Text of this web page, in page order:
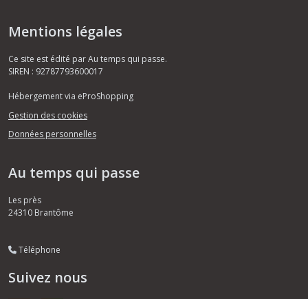
Mentions légales
Ce site est édité par Au temps qui passe.
SIREN : 92787793600017
Hébergement via eProShopping
Gestion des cookies
Données personnelles
Au temps qui passe
Les près
24310 Brantôme
Téléphone
Suivez nous